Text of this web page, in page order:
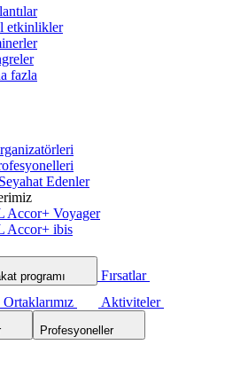
etkinlikler
fazla
Edenler
Accor+ Voyager
Accor+ ibis
programı
Fırsatlar
Ortaklarımız Aktiviteler
Profesyoneller